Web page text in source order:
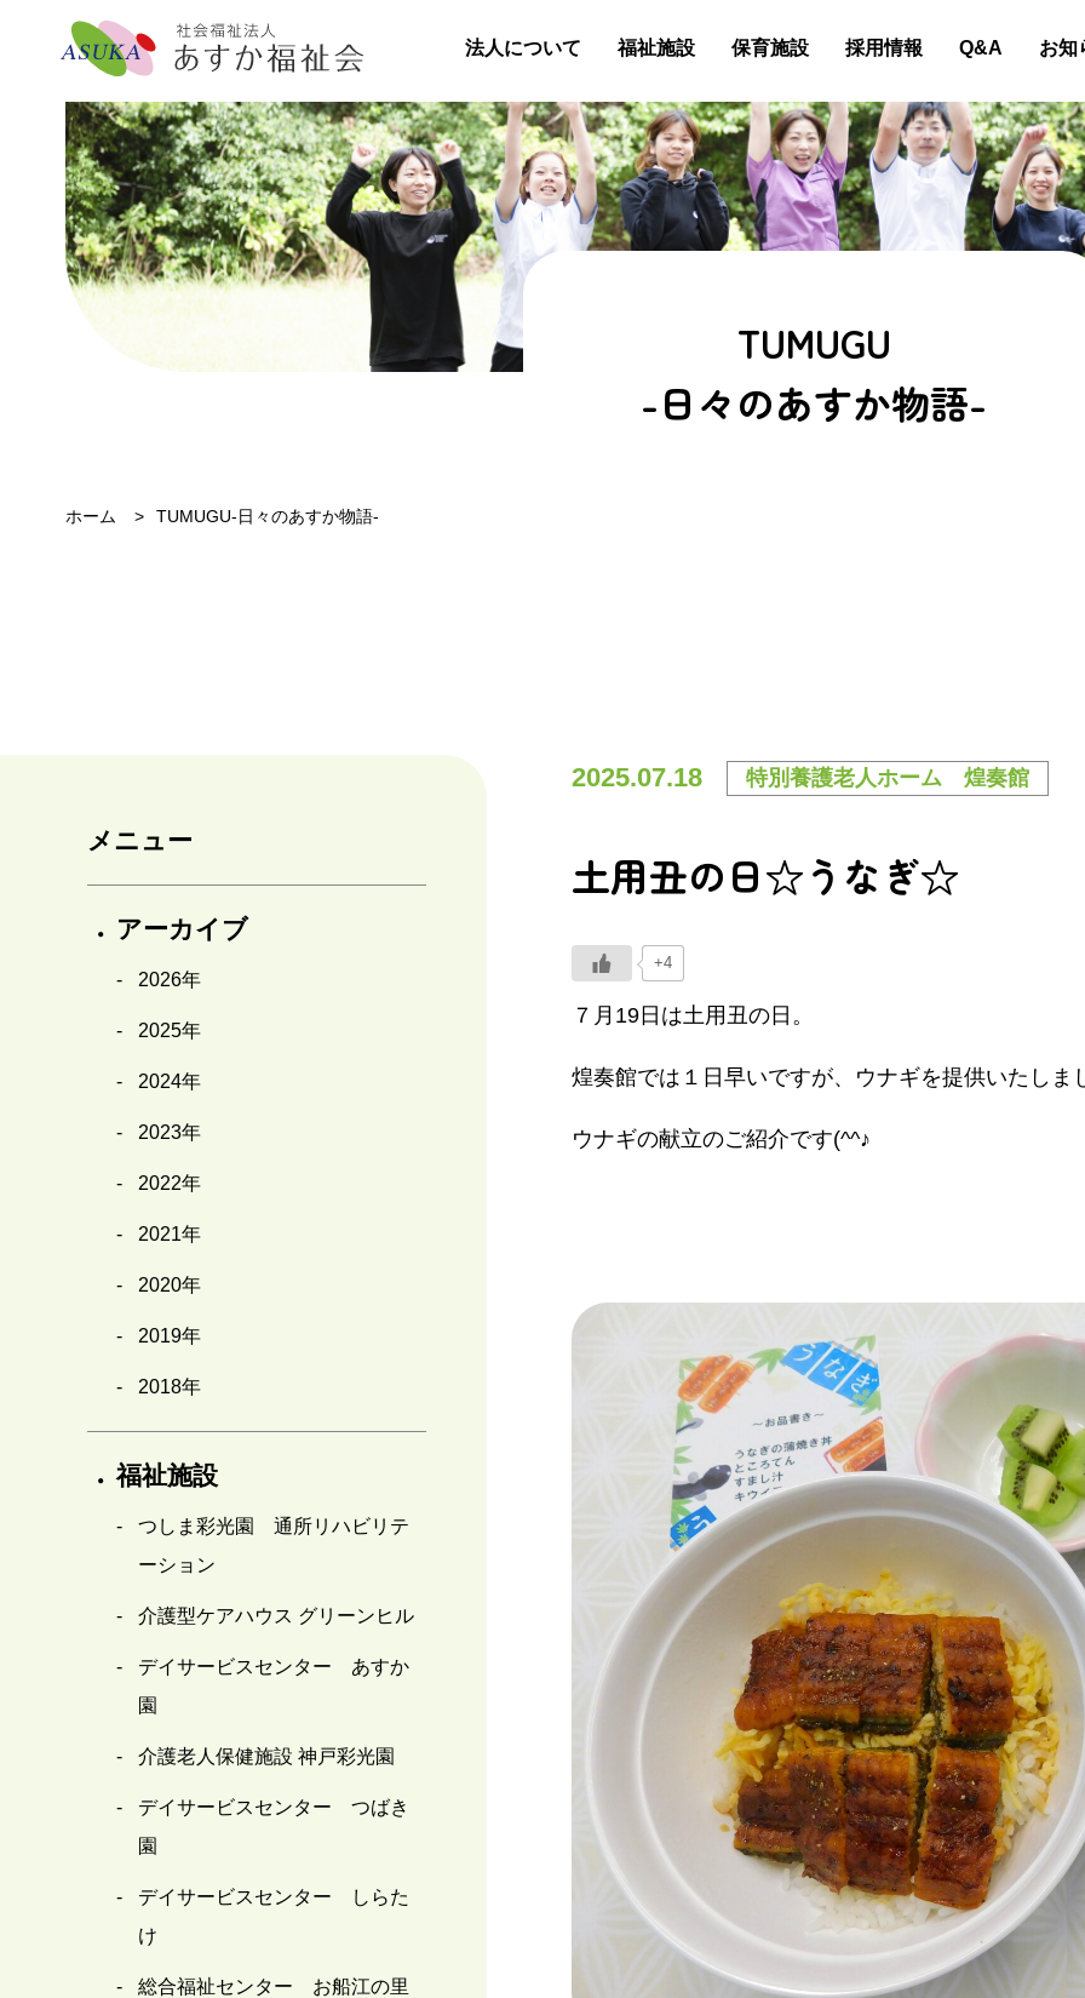
法人について 福祉施設 保育施設 採用情報 Q&A お知
TUMUGU
-日々のあすか物語-
ホーム TUMUGU-日々のあすか物語-
メニュー
アーカイブ
2026年
2025年
2024年
2023年
2022年
2021年
2020年
2019年
2018年
福祉施設
つしま彩光園 通所リハビリテ
ーション
介護型ケアハウス グリーンヒル
デイサービスセンター あすか
園
介護老人保健施設 神戸彩光園
デイサービスセンター つばき
園
デイサービスセンター しらた
け
総合福祉センター お船江の里
2025.07.18 特別養護老人ホーム 煌奏館
土用丑の日☆うなぎ☆
+4
７月19日は土用丑の日。
煌奏館では１日早いですが、ウナギを提供いたし
ウナギの献立のご紹介です(^^♪